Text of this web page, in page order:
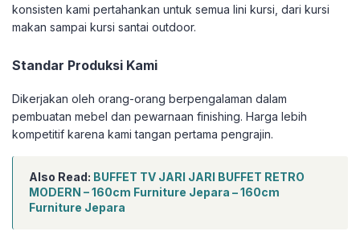
konsisten kami pertahankan untuk semua lini kursi, dari kursi
makan sampai kursi santai outdoor.
Standar Produksi Kami
Dikerjakan oleh orang-orang berpengalaman dalam
pembuatan mebel dan pewarnaan finishing. Harga lebih
kompetitif karena kami tangan pertama pengrajin.
Also Read: BUFFET TV JARI JARI BUFFET RETRO
MODERN – 160cm Furniture Jepara – 160cm
Furniture Jepara